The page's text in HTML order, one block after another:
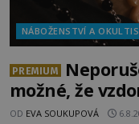
NÁBOŽENSTVÍ A
PREMIUM
možné, že
OD EVA SOUKUPOVÁ